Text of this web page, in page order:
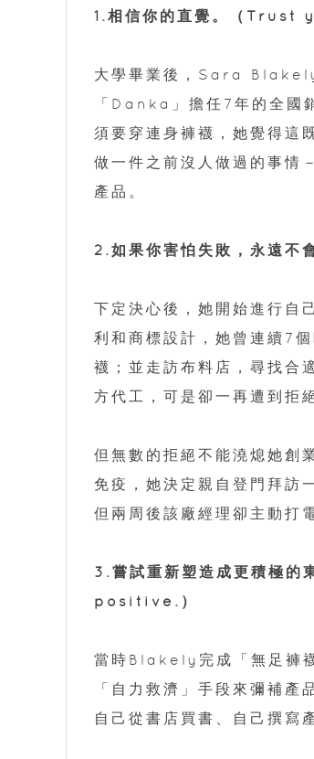
1.相信你的直覺。（Trust
大學畢業後，Sara Blakely
「Danka」擔任7年的全
須要穿連身褲襪，她覺得這
做一件之前沒人做過的事情
產品。
2.如果你害怕失敗，永
下定決心後，她開始進行自
利和商標設計，她曾連續7
襪；並走訪布料店，尋找合
方代工，可是卻一再遭到拒
但無數的拒絕不能澆熄她
免疫，她決定親自登門拜
但兩周後該廠經理卻主動打
3.嘗試重新塑造成更積
positive.）
當時Blakely完成「無足褲
「自力救濟」手段來彌補
自己從書店買書、自己撰寫